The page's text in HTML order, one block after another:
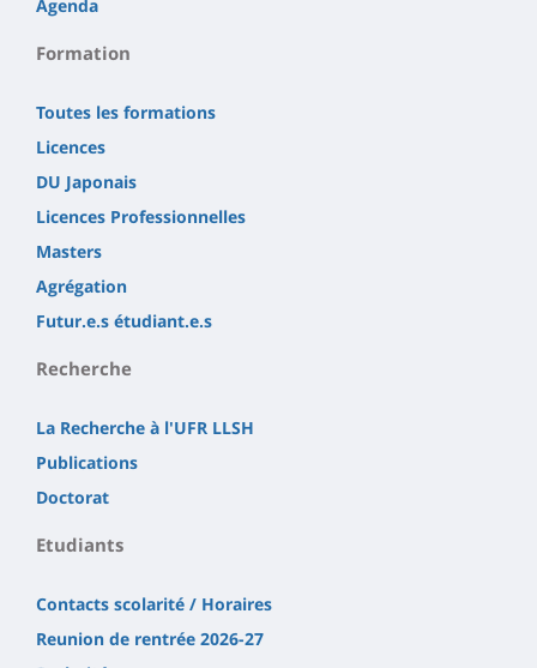
Agenda
Formation
Toutes les formations
Licences
DU Japonais
Licences Professionnelles
Masters
Agrégation
Futur.e.s étudiant.e.s
Recherche
La Recherche à l'UFR LLSH
Publications
Doctorat
Etudiants
Contacts scolarité / Horaires
Reunion de rentrée 2026-27